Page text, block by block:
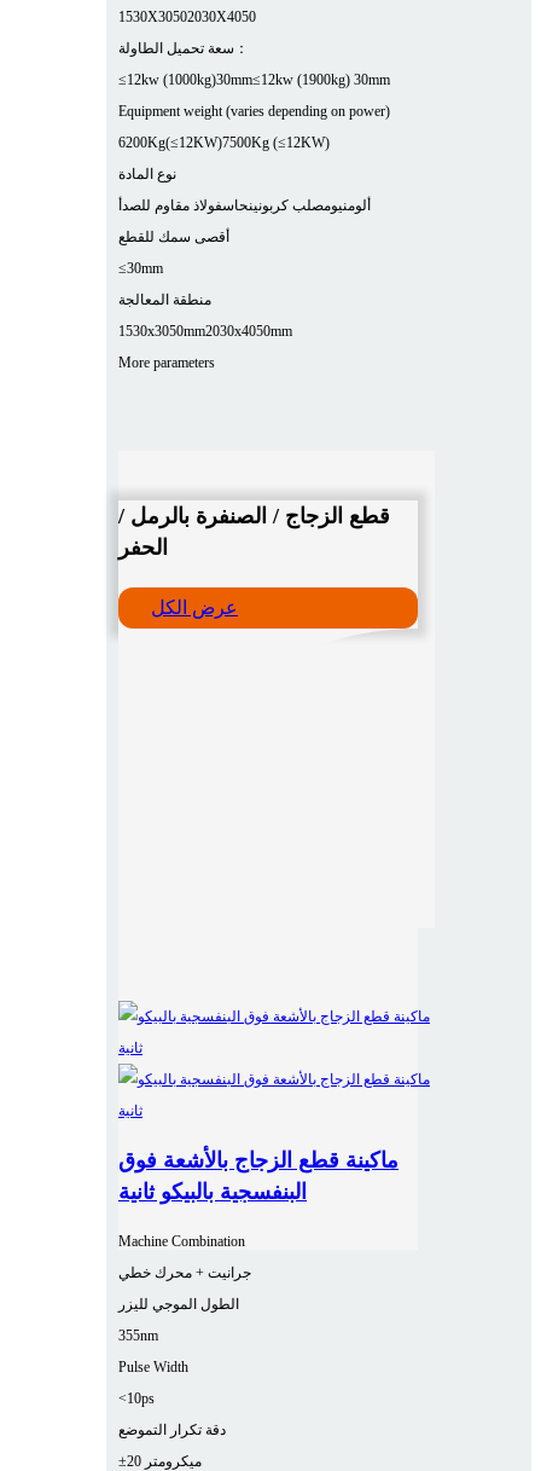
1530X30502030X4050
سعة تحميل الطاولة：
≤12kw (1000kg)30mm≤12kw (1900kg) 30mm
Equipment weight (varies depending on power)
6200Kg(≤12KW)7500Kg (≤12KW)
نوع المادة
ألومنيومصلب كربونينحاسفولاذ مقاوم للصدأ
أقصى سمك للقطع
≤30mm
منطقة المعالجة
1530x3050mm2030x4050mm
More parameters
قطع الزجاج / الصنفرة بالرمل /
الحفر
عرض الكل
ماكينة قطع الزجاج بالأشعة فوق
البنفسجية بالبيكو ثانية
Machine Combination
جرانيت + محرك خطي
الطول الموجي لليزر
355nm
Pulse Width
<10ps
دقة تكرار التموضع
±20 ميكرومتر